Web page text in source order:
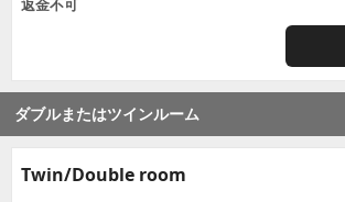
返金不可
ダブルまたはツインルーム
Twin/Double room